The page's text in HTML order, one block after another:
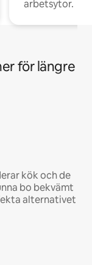
arbetsytor.
för längre
kök och de
bo bekvämt
alternativet